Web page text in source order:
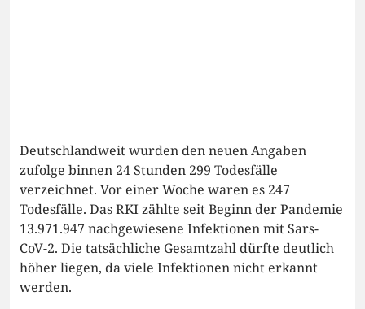
Deutschlandweit wurden den neuen Angaben
zufolge binnen 24 Stunden 299 Todesfälle
verzeichnet. Vor einer Woche waren es 247
Todesfälle. Das RKI zählte seit Beginn der Pandemie
13.971.947 nachgewiesene Infektionen mit Sars-
CoV-2. Die tatsächliche Gesamtzahl dürfte deutlich
höher liegen, da viele Infektionen nicht erkannt
werden.